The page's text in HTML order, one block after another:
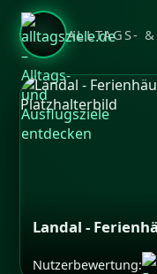
ALLTAGS-
Landal -
Nutzerbewertung: